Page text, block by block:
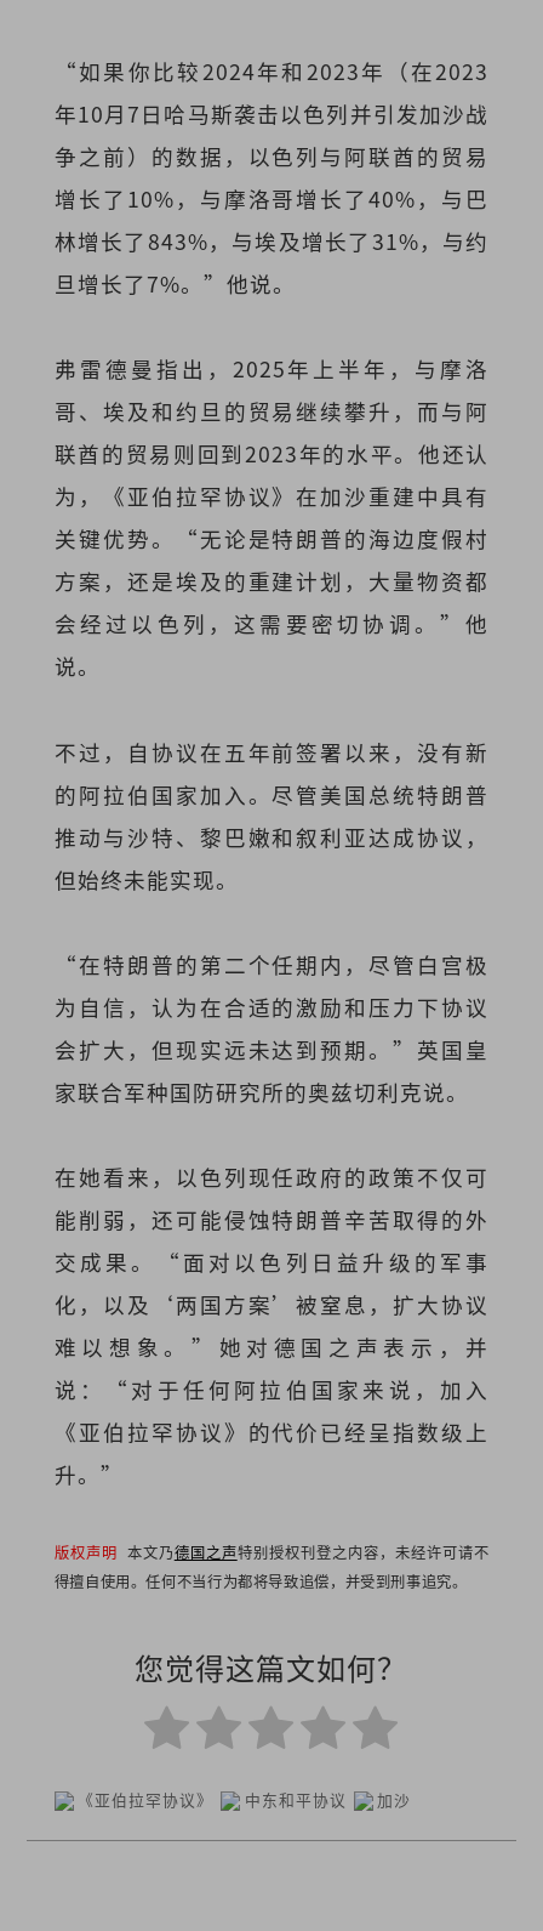
“如果你比较2024年和2023年（在2023
年10月7日哈马斯袭击以色列并引发加沙战
争之前）的数据，以色列与阿联酋的贸易
增长了10%，与摩洛哥增长了40%，与巴
林增长了843%，与埃及增长了31%，与约
旦增长了7%。”他说。
弗雷德曼指出，2025年上半年，与摩洛
哥、埃及和约旦的贸易继续攀升，而与阿
联酋的贸易则回到2023年的水平。他还认
为，《亚伯拉罕协议》在加沙重建中具有
关键优势。“无论是特朗普的海边度假村
方案，还是埃及的重建计划，大量物资都
会经过以色列，这需要密切协调。”他
说。
不过，自协议在五年前签署以来，没有新
的阿拉伯国家加入。尽管美国总统特朗普
推动与沙特、黎巴嫩和叙利亚达成协议，
但始终未能实现。
“在特朗普的第二个任期内，尽管白宫极
为自信，认为在合适的激励和压力下协议
会扩大，但现实远未达到预期。”英国皇
家联合军种国防研究所的奥兹切利克说。
在她看来，以色列现任政府的政策不仅可
能削弱，还可能侵蚀特朗普辛苦取得的外
交成果。“面对以色列日益升级的军事
化，以及‘两国方案’被窒息，扩大协议
难以想象。”她对德国之声表示，并
说：“对于任何阿拉伯国家来说，加入
《亚伯拉罕协议》的代价已经呈指数级上
升。”
版权声明 本文乃德国之声特别授权刊登之内容，未经许可请不
得擅自使用。任何不当行为都将导致追偿，并受到刑事追究。
您觉得这篇文如何？
《亚伯拉罕协议》 中东和平协议 加沙